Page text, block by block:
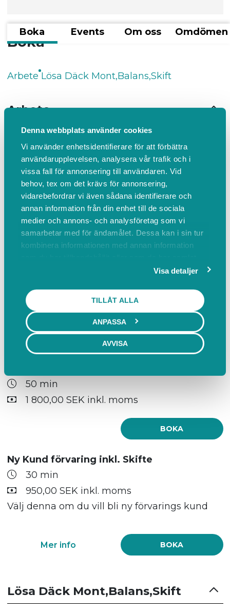
Denna webbplats använder cookies
Vi använder enhetsidentifierare för att förbättra
användarupplevelsen, analysera vår trafik och i
vissa fall för annonsering till användaren. Vid
behov, tex om det krävs för annonsering,
vidarebefordrar vi även sådana identifierare och
annan information från din enhet till de sociala
medier och annons- och analysföretag som vi
samarbetar med för ändamålet. Dessa kan i sin tur
kombinera informationen med annan information
Visa detaljer
TILLÅT ALLA
ANPASSA
AVVISA
Boka Events Om oss Omdömen
Boka
Arbete Lösa Däck Mont,Balans,Skift
Arbete
15 min
450,00 SEK inkl. moms
Endast Däckskifte
BOKA
Mer info
Denna gäller förvaring å skifte
50 min
1 800,00 SEK inkl. moms
BOKA
Ny Kund förvaring inkl. Skifte
30 min
950,00 SEK inkl. moms
Välj denna om du vill bli ny förvarings kund
BOKA
Mer info
Lösa Däck Mont,Balans,Skift